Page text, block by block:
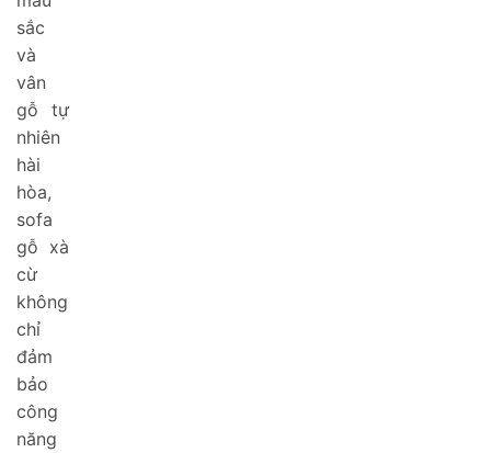
sắc
và
vân
gỗ tự
nhiên
hài
hòa,
sofa
gỗ xà
cừ
không
chỉ
đảm
bảo
công
năng